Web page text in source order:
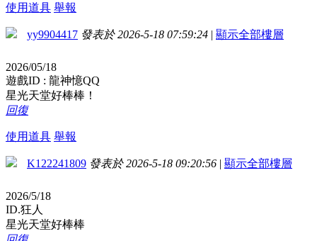
使用道具 舉報
yy9904417 發表於 2026-5-18 07:59:24 | 顯示全部樓層
2026/05/18
遊戲ID : 龍神憶QQ
星光天堂好棒棒！
回復
使用道具 舉報
K122241809 發表於 2026-5-18 09:20:56 | 顯示全部樓層
2026/5/18
ID.狂人
星光天堂好棒棒